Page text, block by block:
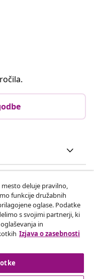
deluje pravilno,
funkcije družabnih
oglase. Podatke
s svojimi partnerji, ki
in
Izjava o zasebnosti